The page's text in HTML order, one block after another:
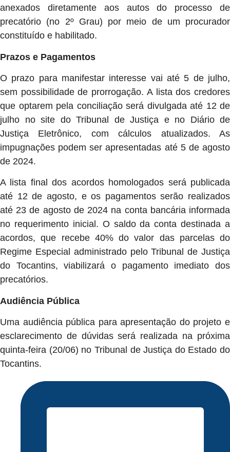
anexados diretamente aos autos do processo de
precatório (no 2º Grau) por meio de um procurador
constituído e habilitado.
Prazos e Pagamentos
O prazo para manifestar interesse vai até 5 de julho,
sem possibilidade de prorrogação. A lista dos credores
que optarem pela conciliação será divulgada até 12 de
julho no site do Tribunal de Justiça e no Diário de
Justiça Eletrônico, com cálculos atualizados. As
impugnações podem ser apresentadas até 5 de agosto
de 2024.
A lista final dos acordos homologados será publicada
até 12 de agosto, e os pagamentos serão realizados
até 23 de agosto de 2024 na conta bancária informada
no requerimento inicial. O saldo da conta destinada a
acordos, que recebe 40% do valor das parcelas do
Regime Especial administrado pelo Tribunal de Justiça
do Tocantins, viabilizará o pagamento imediato dos
precatórios.
Audiência Pública
Uma audiência pública para apresentação do projeto e
esclarecimento de dúvidas será realizada na próxima
quinta-feira (20/06) no Tribunal de Justiça do Estado do
Tocantins.